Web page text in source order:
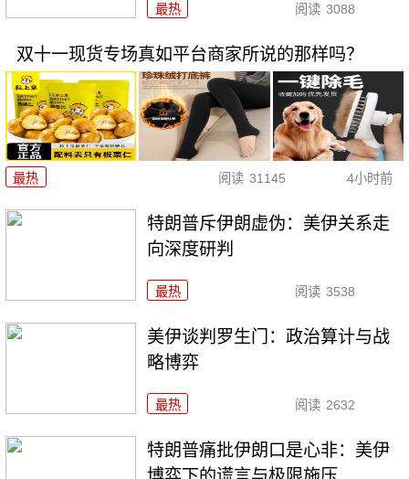
最热 阅读 3088
双十一现货专场真如平台商家所说的那样吗？
最热 阅读 31145 4小时前
特朗普斥伊朗虚伪：美伊关系走
向深度研判
最热 阅读 3538
美伊谈判罗生门：政治算计与战
略博弈
最热 阅读 2632
特朗普痛批伊朗口是心非：美伊